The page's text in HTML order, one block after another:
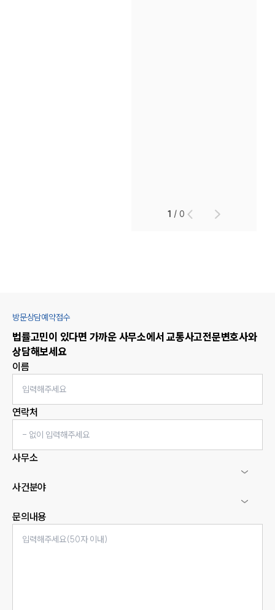
1 /0
방문상담예약접수
법률고민이 있다면 가까운 사무소에서교통사고전문변호사와
상담해보세요
이름
연락처
사무소
사건분야
문의내용